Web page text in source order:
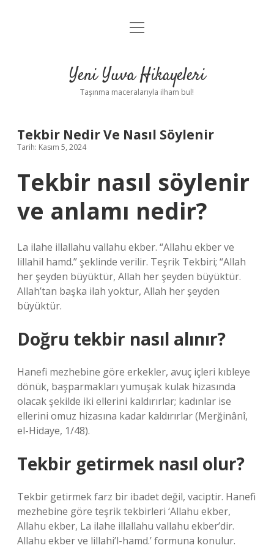
Anasayfa
Yasal Uyarı
menüyü
Yeni Yuva Hikayeleri
Taşınma maceralarıyla ilham bul!
Tekbir Nedir Ve Nasıl Söylenir
Tarih: Kasım 5, 2024
Tekbir nasıl söylenir
ve anlamı nedir?
La ilahe illallahu vallahu ekber. “Allahu ekber ve
lillahil hamd.” şeklinde verilir. Teşrik Tekbiri; “Allah
her şeyden büyüktür, Allah her şeyden büyüktür.
Allah’tan başka ilah yoktur, Allah her şeyden
büyüktür.
Doğru tekbir nasıl alınır?
Hanefi mezhebine göre erkekler, avuç içleri kıbleye
dönük, başparmakları yumuşak kulak hizasında
olacak şekilde iki ellerini kaldırırlar; kadınlar ise
ellerini omuz hizasına kadar kaldırırlar (Merğinânî,
el-Hidaye, 1/48).
Tekbir getirmek nasıl olur?
Tekbir getirmek farz bir ibadet değil, vaciptir. Hanefi
mezhebine göre teşrik tekbirleri ‘Allahu ekber,
Allahu ekber, La ilahe illallahu vallahu ekber’dir.
Allahu ekber ve lillahi’l-hamd.’ formuna konulur.